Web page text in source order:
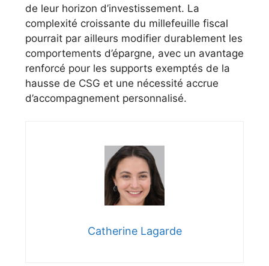
de leur horizon d’investissement. La
complexité croissante du millefeuille fiscal
pourrait par ailleurs modifier durablement les
comportements d’épargne, avec un avantage
renforcé pour les supports exemptés de la
hausse de CSG et une nécessité accrue
d’accompagnement personnalisé.
Catherine Lagarde